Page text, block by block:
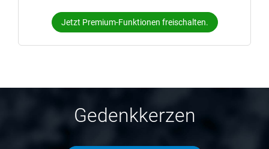
Jetzt Premium-Funktionen freischalten.
Gedenkkerzen